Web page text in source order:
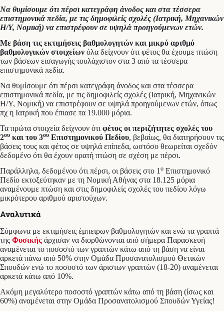
Να θυμίσουμε ότι πέρσι κατεγράφη άνοδος και στα τέσσερα
επιστημονικά πεδία, με τις δημοφιλείς σχολές (Ιατρική, Μηχανικών
Η/Υ, Νομική) να επιστρέφουν σε υψηλά προηγούμενων ετών.
Με βάση τις εκτιμήσεις βαθμολογητών και μικρό αριθμό
βαθμολογικών στοιχείων όλα δείχνουν ότι φέτος θα έχουμε πτώση
των βάσεων εισαγωγής τουλάχιστον στα 3 από τα τέσσερα
επιστημονικά πεδία.
Να θυμίσουμε ότι πέρσι κατεγράφη άνοδος και στα τέσσερα
επιστημονικά πεδία, με τις δημοφιλείς σχολές (Ιατρική, Μηχανικών
Η/Υ, Νομική) να επιστρέφουν σε υψηλά προηγούμενων ετών, όπως
πχ η Ιατρική που έπιασε τα 19.000 μόρια.
Τα πρώτα στοιχεία δείχνουν ότι φέτος οι περιζήτητες σχολές του
2ου και του 3ου Επιστημονικού Πεδίου, βεβαίως, θα διατηρήσουν τις
βάσεις τους και φέτος σε υψηλά επίπεδα, ωστόσο θεωρείται σχεδόν
δεδομένο ότι θα έχουν ορατή πτώση σε σχέση με πέρσι.
Παράλληλα, δεδομένου ότι πέρσι, οι βάσεις στο 1 ο Επιστημονικό
Πεδίο εκτοξεύτηκαν με τη Νομική Αθήνας στα 18.125 μόρια
αναμένουμε πτώση και στις δημοφιλείς σχολές του πεδίου λόγω
μικρότερου αριθμού αριστούχων.
Αναλυτικά
Σύμφωνα με εκτιμήσεις έμπειρων βαθμολογητών και ενώ τα γραπτά
της Φυσικής άρχισαν να διορθώνονται από σήμερα Παρασκευή
αναμένεται το ποσοστό των γραπτών κάτω από τη βάση να είναι
αρκετά πάνω από 50% στην Ομάδα Προσανατολισμού Θετικών
Σπουδών ενώ το ποσοστό των άριστων γραπτών (18-20) αναμένεται
αρκετά κάτω από 10%.
Ακόμη μεγαλύτερο ποσοστό γραπτών κάτω από τη βάση (ίσως και
60%) αναμένεται στην Ομάδα Προσανατολισμού Σπουδών Υγείας!